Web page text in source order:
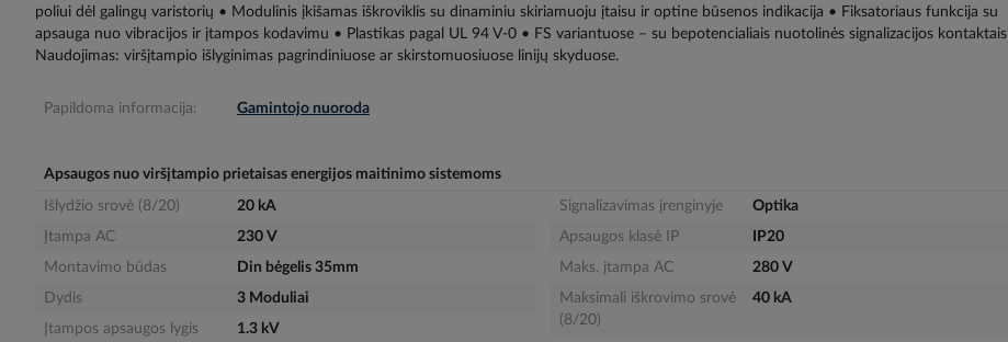
gallery
poliui dėl galingų varistorių • Modulinis įkišamas iškroviklis su dinaminiu skiriamuoju įtaisu ir optine būsenos indikacija • Fiksatoriaus funkcija su
apsauga nuo vibracijos ir įtampos kodavimu • Plastikas pagal UL 94 V-0 • FS variantuose – su bepotencialiais nuotolinės signalizacijos kontaktais
Naudojimas: viršįtampio išlyginimas pagrindiniuose ar skirstomuosiuose linijų skyduose.
Papildoma informacija: Gamintojo nuoroda
Apsaugos nuo viršįtampio prietaisas energijos maitinimo sistemoms
Išlydžio srovė (8/20)
20 kA
Įtampa AC
230 V
Montavimo būdas
Din bėgelis 35mm
Dydis
3 Moduliai
Įtampos apsaugos lygis
1.3 kV
Signalizavimas įrenginyje
Optika
Apsaugos klasė IP
IP20
Maks. įtampa AC
280 V
Maksimali iškrovimo srovė
(8/20)
40 kA